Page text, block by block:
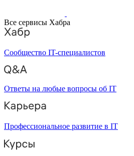
Все сервисы Хабра
Сообщество IT-специалистов
Ответы на любые вопросы об IT
Профессиональное развитие в IT